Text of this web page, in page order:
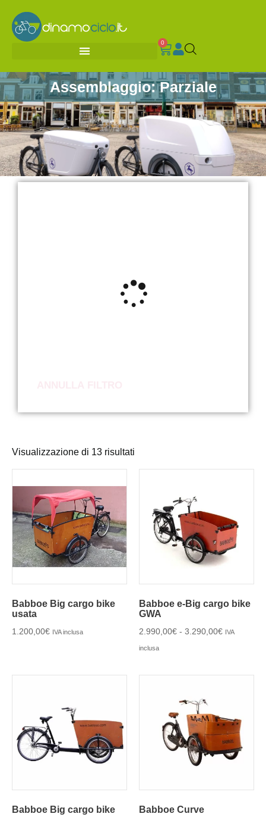
0
Assemblaggio: Parziale
Visualizzazione di 13 risultati
Babboe Big cargo bike
usata
1.200,00€ IVA inclusa
Babboe e-Big cargo bike
GWA
2.990,00€ - 3.290,00€ IVA
inclusa
Babboe Big cargo bike Babboe Curve